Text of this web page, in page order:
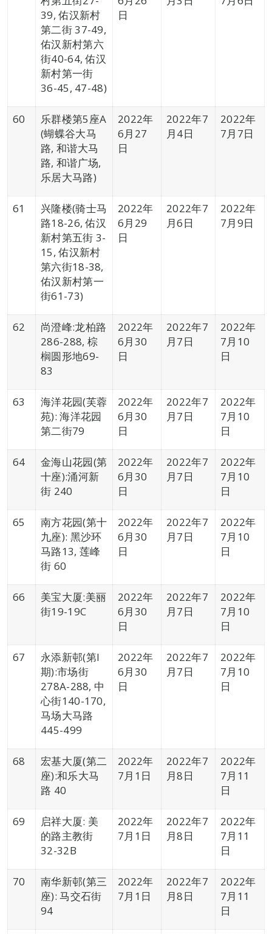
39, 佑汉新村
第二街 37-49,
佑汉新村第六
街40-64, 佑汉
新村第一街
36-45, 47-48)
日
60
乐群楼第5座A
(蝴蝶谷大马
路, 和谐大马
路, 和谐广场,
乐居大马路)
2022年
6月27
日
2022年7
月4日
2022年
7月7日
61
兴隆楼(骑士马
路18-26, 佑汉
新村第五街 3-
15, 佑汉新村
第六街18-38,
佑汉新村第一
街61-73)
2022年
6月29
日
2022年7
月6日
2022年
7月9日
62
尚澄峰:龙柏路
286-288, 棕
榈圆形地69-
83
2022年
6月30
日
2022年7
月7日
2022年
7月10
日
63
海洋花园(芙蓉
苑): 海洋花园
第二街79
2022年
6月30
日
2022年7
月7日
2022年
7月10
日
64
金海山花园(第
十座):涌河新
街 240
2022年
6月30
日
2022年7
月7日
2022年
7月10
日
65
南方花园(第十
九座): 黑沙环
马路13, 莲峰
街 60
2022年
6月30
日
2022年7
月7日
2022年
7月10
日
66
美宝大厦:美丽
街19-19C
2022年
6月30
日
2022年7
月7日
2022年
7月10
日
67
永添新邨(第I
期):市场街
278A-288, 中
心街140-170,
马场大马路
445-499
2022年
6月30
日
2022年7
月7日
2022年
7月10
日
68
宏基大厦(第二
座):和乐大马
路 40
2022年
7月1日
2022年7
月8日
2022年
7月11
日
69
启祥大厦: 美
的路主教街
32-32B
2022年
7月1日
2022年7
月8日
2022年
7月11
日
70
南华新邨(第三
座): 马交石街
94
2022年
7月1日
2022年7
月8日
2022年
7月11
日